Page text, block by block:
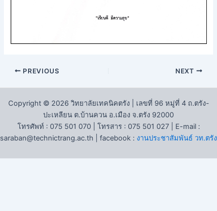
PREVIOUS NEXT
Copyright © 2026 วิทยาลัยเทคนิคตรัง | เลขที่ 96 หมู่ที่ 4 ถ.ตรัง-
ปะเหลียน ต.บ้านควน อ.เมือง จ.ตรัง 92000
โทรศัพท์ : 075 501 070 | โทรสาร : 075 501 027 | E-mail :
saraban@technictrang.ac.th | facebook : งานประชาสัมพันธ์ วท.ตรัง